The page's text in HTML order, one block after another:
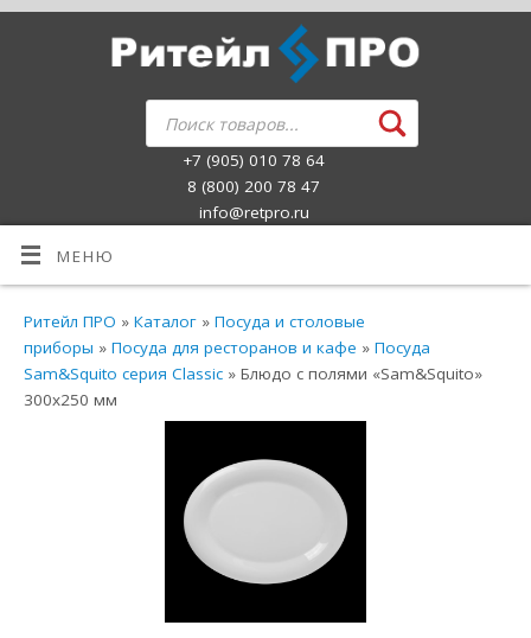
+7 (905) 010 78 64
8 (800) 200 78 47
info@retpro.ru
МЕНЮ
Ритейл ПРО »Каталог »Посуда и столовые
приборы »Посуда для ресторанов и кафе »Посуда
Sam&Squito серия Classic » Блюдо с полями «Sam&Squito»
300х250 мм